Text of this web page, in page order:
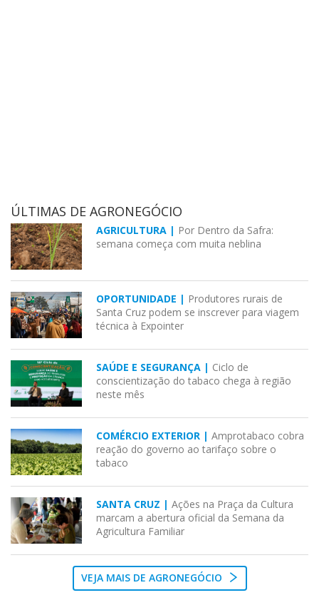
ÚLTIMAS DE AGRONEGÓCIO
AGRICULTURA | Por Dentro da Safra:
semana começa com muita neblina
OPORTUNIDADE | Produtores rurais de
Santa Cruz podem se inscrever para viagem
técnica à Expointer
SAÚDE E SEGURANÇA | Ciclo de
conscientização do tabaco chega à região
neste mês
COMÉRCIO EXTERIOR | Amprotabaco cobra
reação do governo ao tarifaço sobre o
tabaco
SANTA CRUZ | Ações na Praça da Cultura
marcam a abertura oficial da Semana da
Agricultura Familiar
VEJA MAIS DE AGRONEGÓCIO